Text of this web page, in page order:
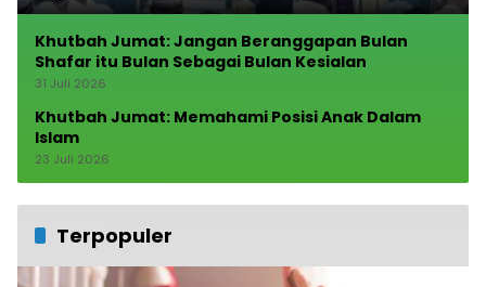
Khutbah Jumat: Jangan Beranggapan Bulan
Shafar itu Bulan Sebagai Bulan Kesialan
31 Juli 2026
Khutbah Jumat: Memahami Posisi Anak Dalam
Islam
23 Juli 2026
Terpopuler